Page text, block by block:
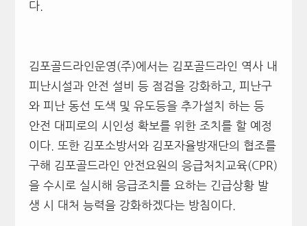
다.
김포골드라인운영(주)에서는 김포골드라인 역사 내
피난시설과 안전 설비 등 점검을 강화하고, 피난구
와 피난 동선 도색 및 유도등을 추가설치 하는 등
안전 대피로의 시인성 확보를 위한 조치를 할 예정
이다. 또한 김포소방서와 김포자율방재단의 협조를
구해 김포골드라인 안전요원의 응급처치교육(CPR)
을 수시로 실시해 응급조치를 요하는 긴급상황 발
생 시 대처 능력을 강화하겠다는 방침이다.